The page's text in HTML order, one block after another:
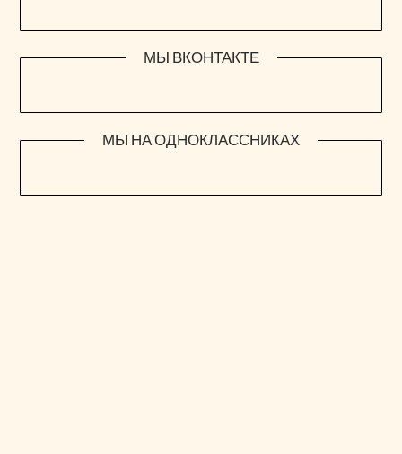
МЫ ВКОНТАКТЕ
МЫ НА ОДНОКЛАССНИКАХ